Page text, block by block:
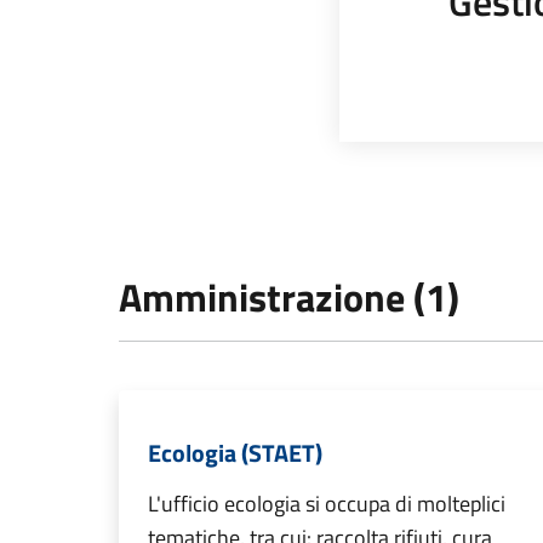
Amministrazione (1)
Ecologia (STAET)
L'ufficio ecologia si occupa di molteplici